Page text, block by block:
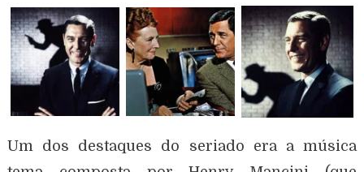
Um dos destaques do seriado era a música